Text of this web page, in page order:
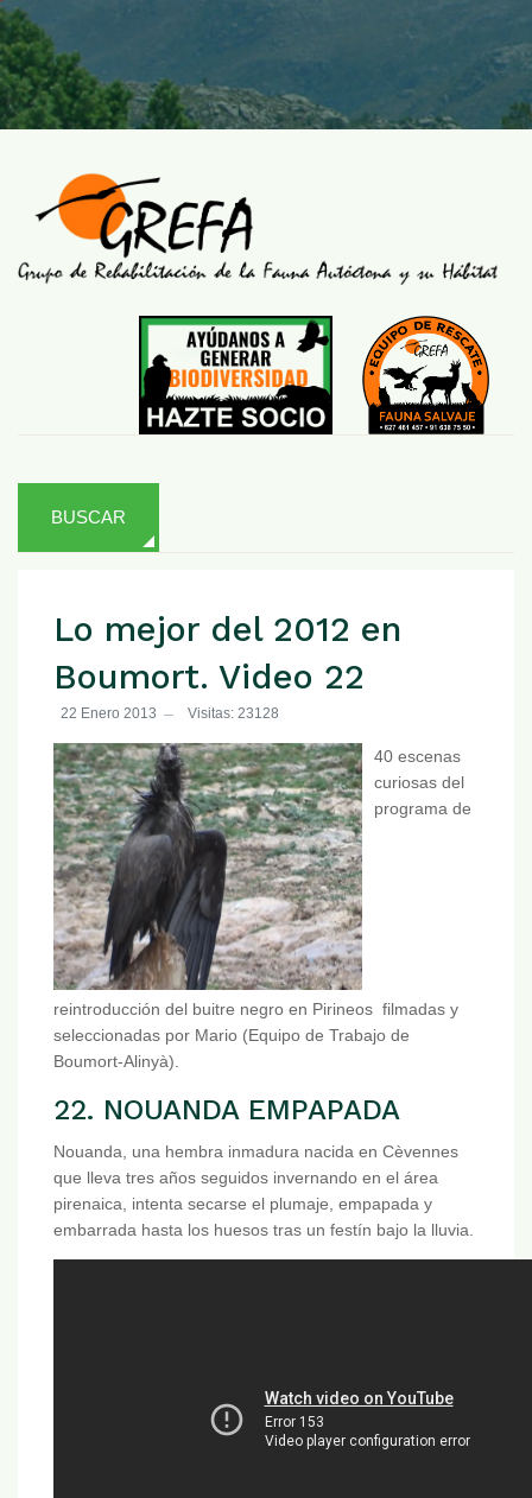
BUSCAR
Lo mejor del 2012 en
Boumort. Video 22
22 Enero 2013 Visitas: 23128
40 escenas
curiosas del
programa de
reintroducción del buitre negro en Pirineos filmadas y
seleccionadas por Mario (Equipo de Trabajo de
Boumort-Alinyà).
22. NOUANDA EMPAPADA
Nouanda, una hembra inmadura nacida en Cèvennes
que lleva tres años seguidos invernando en el área
pirenaica, intenta secarse el plumaje, empapada y
embarrada hasta los huesos tras un festín bajo la lluvia.